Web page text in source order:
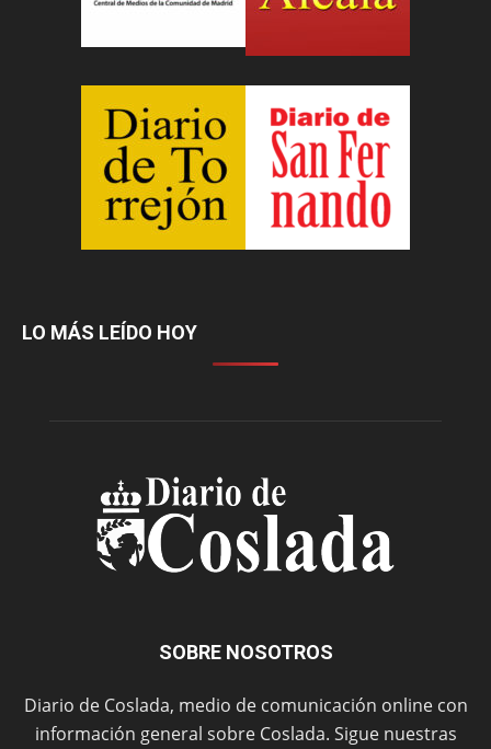
LO MÁS LEÍDO HOY
SOBRE NOSOTROS
Diario de Coslada, medio de comunicación online con
información general sobre Coslada. Sigue nuestras